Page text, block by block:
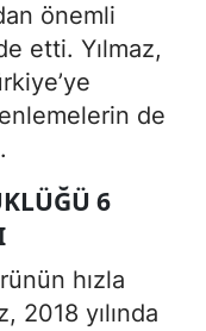
önemli
etti. Yılmaz,
de
6
hızla
2018 yılında